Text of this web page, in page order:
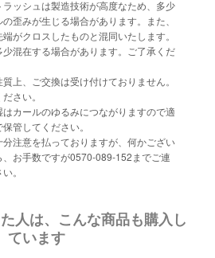
ラッシュは製造技術が高度なため、多少
歪みが生じる場合があります。また、
がクロスしたものと混同いたします。
少混在する場合があります。ご了承くだ
上、ご交換は受け付けておりません。
さい。
はカールのゆるみにつながりますので適
管してください。
分注意を払っておりますが、何かござい
、お手数ですが0570-089-152までご連
。
人は、こんな商品も購入し
ています